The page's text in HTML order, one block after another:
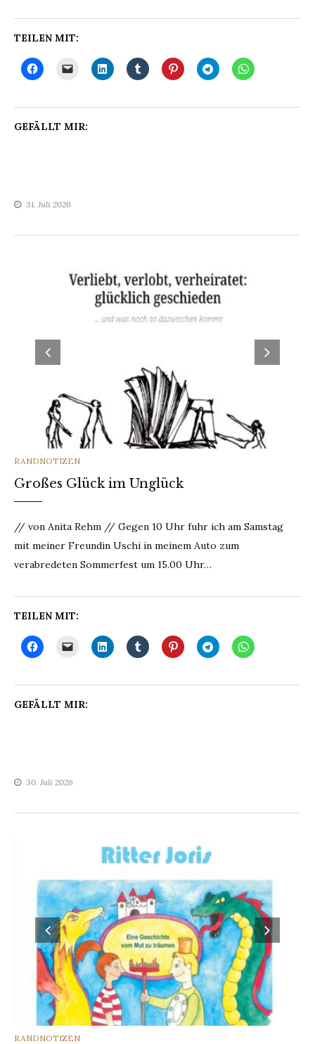
TEILEN MIT:
GEFÄLLT MIR:
31. Juli 2026
CATEGORIES
RANDNOTIZEN
Großes Glück im Unglück
// von Anita Rehm // Gegen 10 Uhr fuhr ich am Samstag
mit meiner Freundin Uschi in meinem Auto zum
verabredeten Sommerfest um 15.00 Uhr…
TEILEN MIT:
GEFÄLLT MIR:
30. Juli 2026
CATEGORIES
RANDNOTIZEN